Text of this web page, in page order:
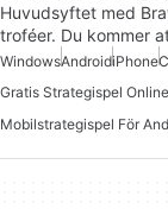
Huvudsyftet med
troféer. Du kommer
WindowsAndroidiPhone
Gratis Strategispel
Mobilstrategispel För